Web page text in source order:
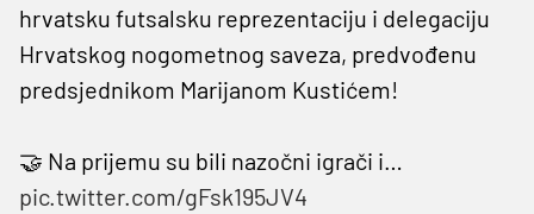
hrvatsku futsalsku reprezentaciju i delegaciju
Hrvatskog nogometnog saveza, predvođenu
predsjednikom Marijanom Kustićem!
🤝 Na prijemu su bili nazočni igrači i…
pic.twitter.com/gFsk195JV4